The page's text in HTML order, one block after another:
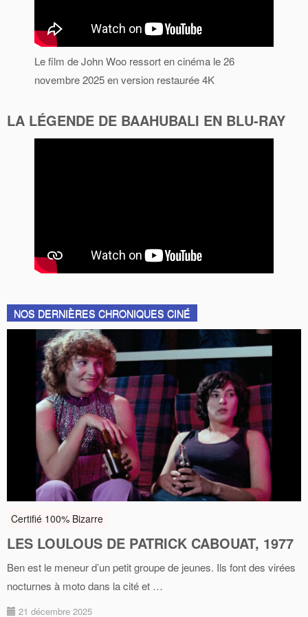
Le film de John Woo ressort en cinéma le 26
novembre 2025 en version restaurée 4K
LA LÉGENDE DE BAAHUBALI EN BLU-RAY
NOS DERNIÈRES CHRONIQUES CINÉ
Certifié 100% Bizarre
LES LOULOUS DE PATRICK CABOUAT, 1977
Ben est le meneur d’un petit groupe de jeunes. Ils font des virées
nocturnes à moto dans la cité et …
21 décembre 2025